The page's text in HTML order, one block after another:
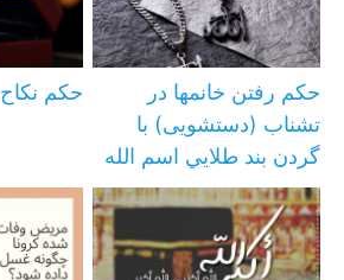
حکم رفتن خانمها در
تشناب (دستشویی) با
گردن بند طلايي اسم الله
حکم نکاح